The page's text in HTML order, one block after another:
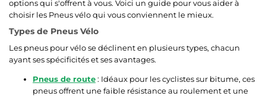
options qui s'offrent à vous. Voici un guide pour vous aider à
choisir les Pneus vélo qui vous conviennent le mieux.
Types de Pneus Vélo
Les pneus pour vélo se déclinent en plusieurs types, chacun
ayant ses spécificités et ses avantages.
Pneus de route: Idéaux pour les cyclistes sur bitume, ces
pneus offrent une faible résistance au roulement et une